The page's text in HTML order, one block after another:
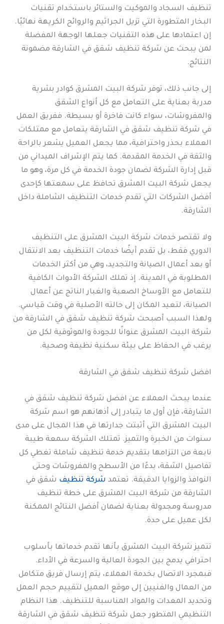
تنظيف السجاد والموكيت والستائر باستخدام تقنيات
البخار المتطورة التي تزيل الجراثيم والروائح الكريهة نهائيًا.
إن اعتمادها على هذه التقنيات جعلها الوجهة المفضلة
لمن يبحث عن شركة تنظيف شقق في الشارقة مضمونة
النتائج.
إلى جانب ذلك، توفر شركة البيت المشرق كوادر بشرية
مدربة بعناية على التعامل مع كل أنواع الشقق
والمفروشات، سواء كانت فاخرة أو بسيطة. ففريق العمل
في شركة تنظيف شقق في الشارقة يتعامل مع ممتلكات
العملاء بحذر واحترافية، مما يجعل العميل يشعر بالراحة
والثقة في الخدمة المقدمة. كما يتم الإشراف الميداني من
قبل إدارة الشركة لضمان جودة الخدمة في كل مرة، وهو ما
يجعل شركة البيت المشرق تحافظ على سمعتها كإحدى
أفضل الشركات التي تقدم خدمات التنظيف الشاملة داخل
الشارقة.
ولا تقتصر خدمات شركة البيت المشرق على التنظيف
الدوري فقط، بل تقدم أيضًا خدمات التنظيف بعد الانتقال
أو بعد أعمال الصيانة والتجديد، وهي من أكثر الخدمات
المطلوبة في المدينة. إذ تملك الشركة الأدوات الكافية
للتعامل مع الأوساخ الصعبة والغبار الناتج عن أعمال
الصيانة، لتعيد المكان إلى حالته الأصلية في وقت قياسي.
ولهذا السبب أصبحت شركة تنظيف شقق في الشارقة من
شركة البيت المشرق عنوانًا للجودة والموثوقية لكل من
يرغب في الحفاظ على بيئة سكنية نظيفة وصحية.
افضل شركة تنظيف شقق في الشارقة
عندما يبحث العملاء عن افضل شركة تنظيف شقق في
الشارقة، فإن أول ما يتبادر إلى أذهانهم هو اسم شركة
البيت المشرق التي أثبتت جدارتها في هذا المجال على مدى
سنوات من الخبرة والتميز. تمتلك الشركة سمعة طيبة
نابعة من التزامها بتقديم خدمة تنظيف شاملة تغطي كل
تفاصيل الشقة، بدءًا من الأسطح والمفروشات وحتى
النوافذ والزوايا الدقيقة. تعتمد شركة تنظيف شقق في
الشارقة من شركة البيت المشرق على خطة تنظيف
مدروسة ومجدولة بعناية لضمان أفضل النتائج الممكنة
لكل عميل على حدة.
تتميز شركة البيت المشرق بأنها تقدم خدماتها بأسلوب
احترافي يدمج بين الجودة العالية والسرعة في الأداء.
فبمجرد الاتصال بخدمة العملاء، يتم إرسال فريق متكامل
من العمال والفنيين إلى موقع العميل لتقييم حجم العمل
وتحديد المعدات والمواد المناسبة للتنظيف. هذا النظام
التنظيمي المتطور جعل شركة تنظيف شقق في الشارقة